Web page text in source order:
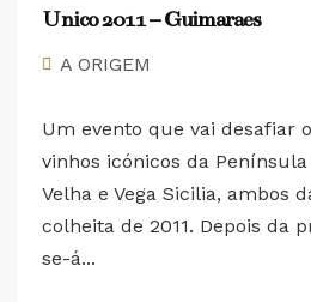
Unico 2011 – Guimaraes
A ORIGEM
Um evento que vai desafiar
vinhos icónicos da
Velha e Vega Sicilia, ambos
colheita de 2011. Depois da
se-á...